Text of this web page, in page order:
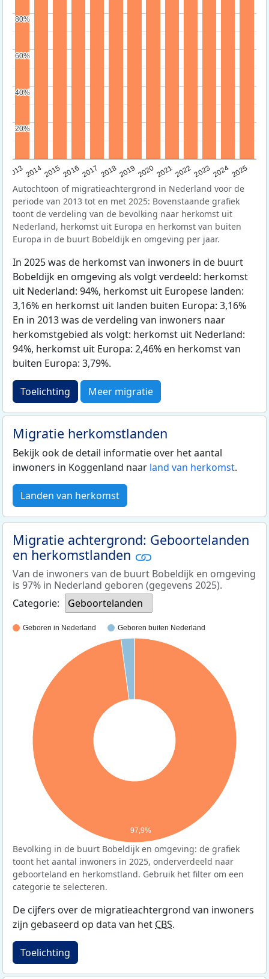
20132014201520162017 20182019 202020212022202320242025
20%
20%
40%
40%
60%
60%
80%
80%
Autochtoon of migratieachtergrond in Nederland voor de
periode van 2013 tot en met 2025: Bovenstaande grafiek
toont de verdeling van de bevolking naar herkomst uit
Nederland, herkomst uit Europa en herkomst van buiten
Europa in de buurt Bobeldijk en omgeving per jaar.
In 2025 was de herkomst van inwoners in de buurt
Bobeldijk en omgeving als volgt verdeeld: herkomst
uit Nederland: 94%, herkomst uit Europese landen:
3,16% en herkomst uit landen buiten Europa: 3,16%
En in 2013 was de verdeling van inwoners naar
herkomstgebied als volgt: herkomst uit Nederland:
94%, herkomst uit Europa: 2,46% en herkomst van
buiten Europa: 3,79%.
Toelichting Meer migratie
Migratie herkomstlanden
Bekijk ook de detail informatie over het aantal
inwoners in Koggenland naar land van herkomst.
Landen van herkomst
Migratie achtergrond: Geboortelanden
en herkomstlanden
Van de inwoners van de buurt Bobeldijk en omgeving
is 97% in Nederland geboren (gegevens 2025).
Categorie:
Geboortelanden
Geboren in Nederland Geboren buiten Nederland
97,9%
Bevolking in de buurt Bobeldijk en omgeving: de grafiek
toont het aantal inwoners in 2025, onderverdeeld naar
geboorteland en herkomstland. Gebruik het filter om een
categorie te selecteren.
De cijfers over de migratieachtergrond van inwoners
zijn gebaseerd op data van het CBS.
Toelichting